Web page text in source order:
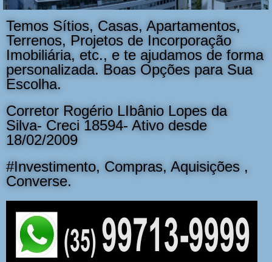
Temos Sítios, Casas, Apartamentos,
Terrenos, Projetos de Incorporação
Imobiliária, etc., e te ajudamos de forma
personalizada. Boas Opções para Sua
Escolha.
Corretor Rogério LIbânio Lopes da
Silva- Creci 18594- Ativo desde
18/02/2009
#Investimento, Compras, Aquisições ,
Converse.